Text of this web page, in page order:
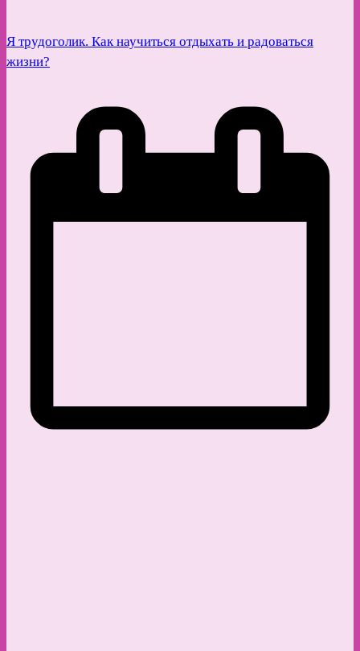
Я трудоголик. Как научиться отдыхать и радоваться
жизни?